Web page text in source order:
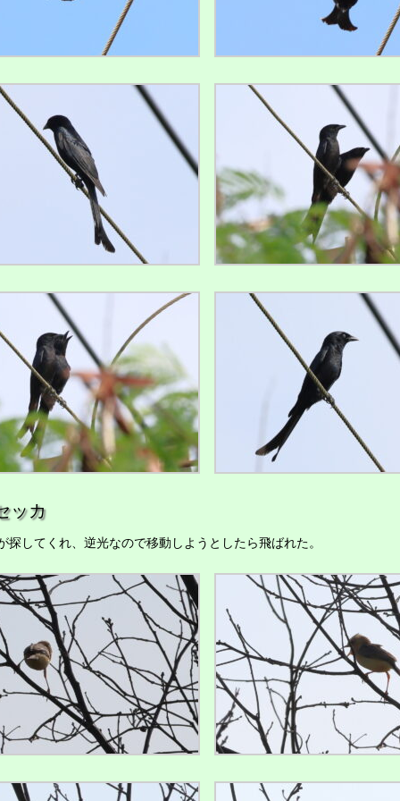
ッカ
してくれ、逆光なので移動しようとしたら飛ばれた。